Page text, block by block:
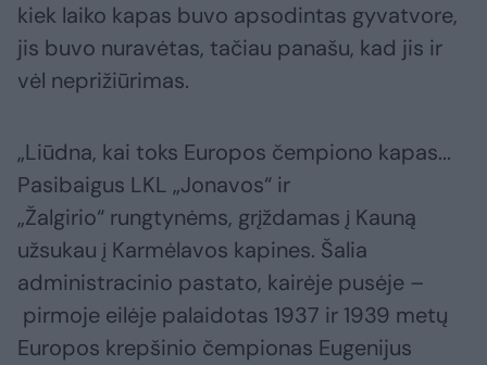
kiek laiko kapas buvo apsodintas gyvatvore,
jis buvo nuravėtas, tačiau panašu, kad jis ir
vėl neprižiūrimas.
„Liūdna, kai toks Europos čempiono kapas...
Pasibaigus LKL „Jonavos“ ir
„Žalgirio“ rungtynėms, grįždamas į Kauną
užsukau į Karmėlavos kapines. Šalia
administracinio pastato, kairėje pusėje –
pirmoje eilėje palaidotas 1937 ir 1939 metų
Europos krepšinio čempionas Eugenijus